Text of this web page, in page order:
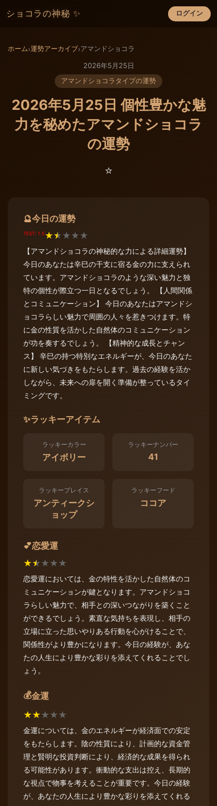
ショコラの神秘 ✨ ログイン
×
ホーム›運勢アーカイブ›アマンドショコラ
2026年5月25日
アマンドショコラタイプの運勢
2026年5月25日 個性豊かな魅
力を秘めたアマンドショコラ
の運勢
⭐️
🔮今日の運勢
TEST: 1.5★★★★★
【アマンドショコラの神秘的な力による詳細運勢】
今日のあなたは辛巳の干支に宿る金の力に支えられ
ています。アマンドショコラのような深い魅力と独
特の個性が際立つ一日となるでしょう。 【人間関係
とコミュニケーション】 今日のあなたはアマンドシ
ョコラらしい魅力で周囲の人々を惹きつけます。特
に金の性質を活かした自然体のコミュニケーション
が功を奏するでしょう。 【精神的な成長とチャン
ス】 辛巳の持つ特別なエネルギーが、今日のあなた
に新しい気づきをもたらします。過去の経験を活か
しながら、未来への扉を開く準備が整っているタイ
ミングです。
✨ラッキーアイテム
ラッキーカラー
アイボリー
ラッキーナンバー
41
ラッキープレイス
アンティークシ
ョップ
ラッキーフード
ココア
💕恋愛運
★★★★★
恋愛運においては、金の特性を活かした自然体のコ
ミュニケーションが鍵となります。アマンドショコ
ラらしい魅力で、相手との深いつながりを築くこと
ができるでしょう。素直な気持ちを表現し、相手の
立場に立った思いやりある行動を心がけることで、
関係性がより豊かになります。今日の経験が、あな
たの人生により豊かな彩りを添えてくれることでし
ょう。
💰金運
★★★★★
金運については、金のエネルギーが経済面での安定
をもたらします。陰の性質により、計画的な資金管
理と賢明な投資判断により、経済的な成果を得られ
る可能性があります。衝動的な支出は控え、長期的
な視点で物事を考えることが重要です。今日の経験
が、あなたの人生により豊かな彩りを添えてくれる